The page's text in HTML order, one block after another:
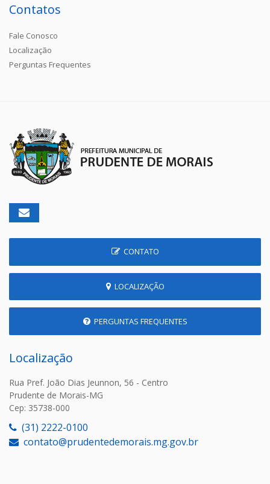
Contatos
Fale Conosco
Localização
Perguntas Frequentes
CONTATO
LOCALIZAÇÃO
PERGUNTAS FREQUENTES
Localização
Rua Pref. João Dias Jeunnon, 56 - Centro
Prudente de Morais-MG
Cep: 35738-000
(31) 2222-0100
contato@prudentedemorais.mg.gov.br